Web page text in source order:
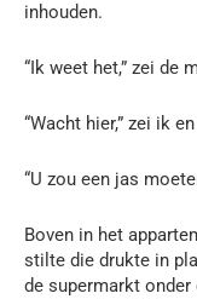
inhouden.
“Ik weet het,” zei de
“Wacht hier,” zei ik
“U zou een jas
Boven in het
stilte die drukte in
de supermarkt